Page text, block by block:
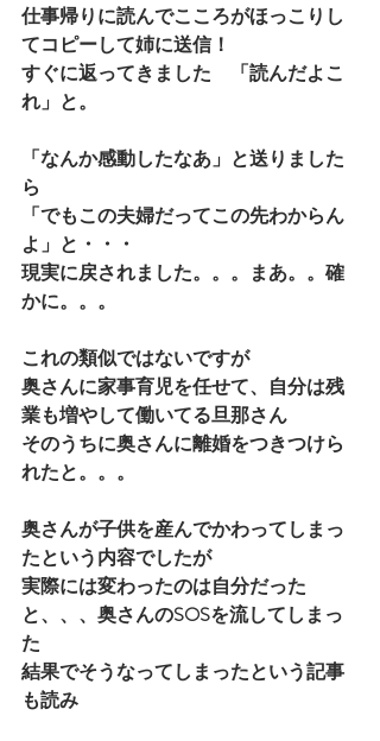
仕事帰りに読んでこころがほっこりし
てコピーして姉に送信！
すぐに返ってきました　「読んだよこ
れ」と。
「なんか感動したなあ」と送りました
ら
「でもこの夫婦だってこの先わからん
よ」と・・・
現実に戻されました。。。まあ。。確
かに。。。
これの類似ではないですが
奥さんに家事育児を任せて、自分は残
業も増やして働いてる旦那さん
そのうちに奥さんに離婚をつきつけら
れたと。。。
奥さんが子供を産んでかわってしまっ
たという内容でしたが
実際には変わったのは自分だった
と、、、奥さんのSOSを流してしまっ
た
結果でそうなってしまったという記事
も読み